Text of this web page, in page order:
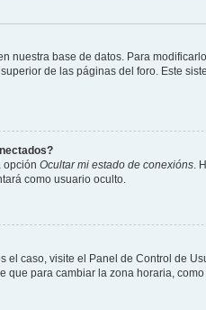
nuestra base de datos. Para
de las páginas del foro. Este
opción Ocultar mi estado de conexións .
como usuario oculto.
caso, visite el Panel de Control de
que para cambiar la zona horaria,